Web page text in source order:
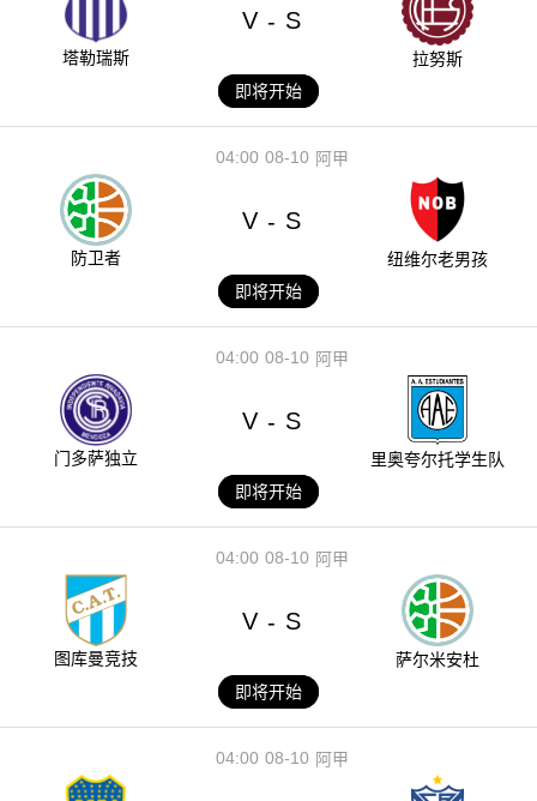
塔勒瑞斯
V - S
拉努斯
即将开始
08-10
04:00 阿甲
防卫者
V - S
纽维尔老男孩
即将开始
08-10
04:00 阿甲
门多萨独立
V - S
里奥夸尔托学生队
即将开始
08-10
04:00 阿甲
图库曼竞技
V - S
萨尔米安杜
即将开始
08-10
04:00 阿甲